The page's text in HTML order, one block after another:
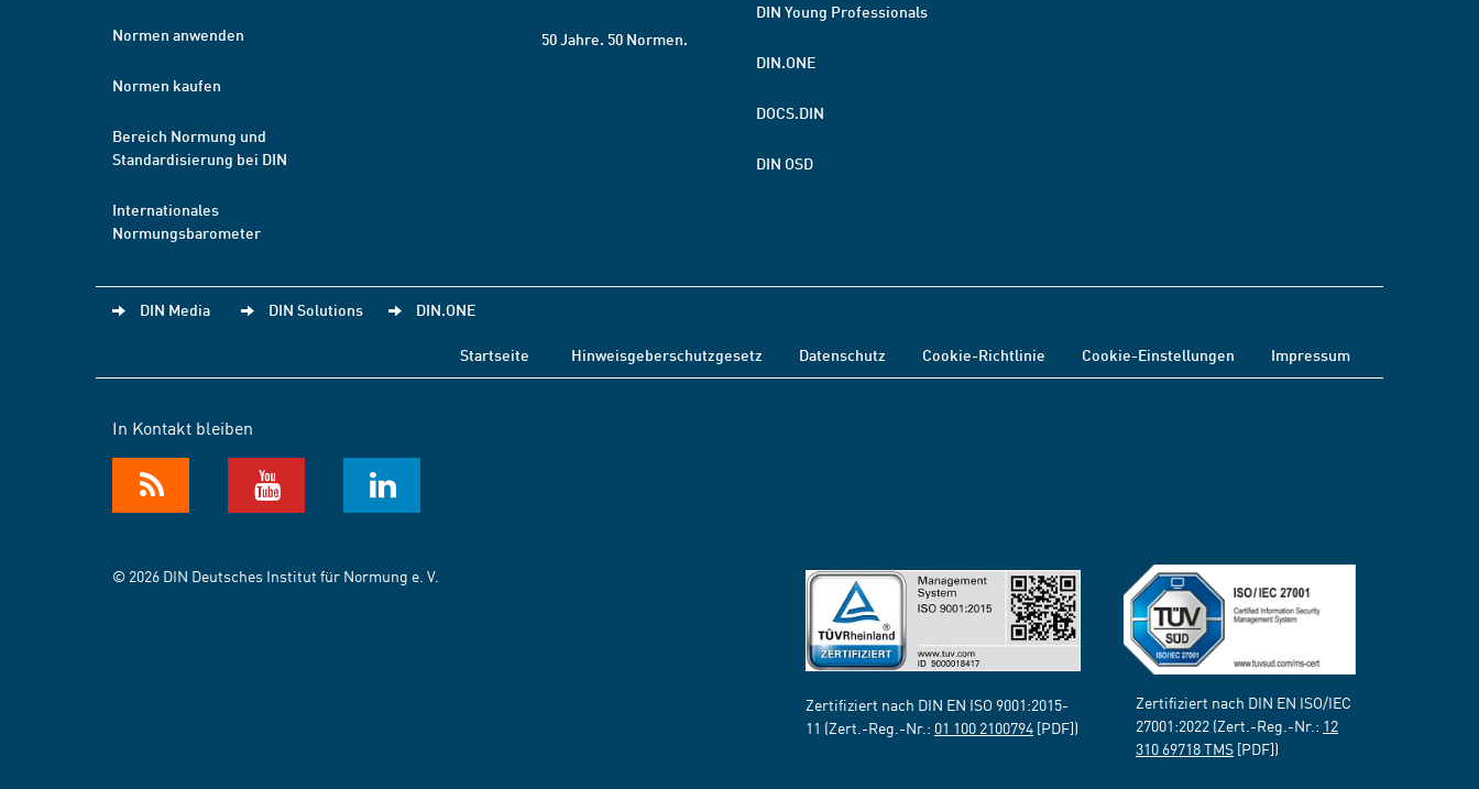
Normen anwenden
Normen kaufen
Bereich Normung und
Standardisierung bei DIN
Internationales
Normungsbarometer
50 Jahre. 50 Normen.
DIN Young Professionals
DIN.ONE
DOCS.DIN
DIN OSD
DIN Media DIN Solutions DIN.ONE
Startseite Hinweisgeberschutzgesetz Datenschutz Cookie-Richtlinie Cookie-Einstellungen Impressum
In Kontakt bleiben
© 2026 DIN Deutsches Institut für Normung e. V.
Zertifiziert nach DIN EN ISO 9001:2015-
11 (Zert.-Reg.-Nr.: 01 100 2100794 [PDF])
Zertifiziert nach DIN EN ISO/IEC
27001:2022 (Zert.-Reg.-Nr.: 12
310 69718 TMS [PDF])